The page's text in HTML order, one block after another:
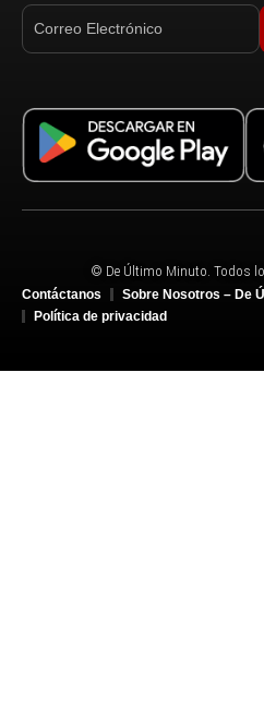
© De Último Minuto. Todos
Contáctanos
Sobre Nosotros – De
Política de privacidad